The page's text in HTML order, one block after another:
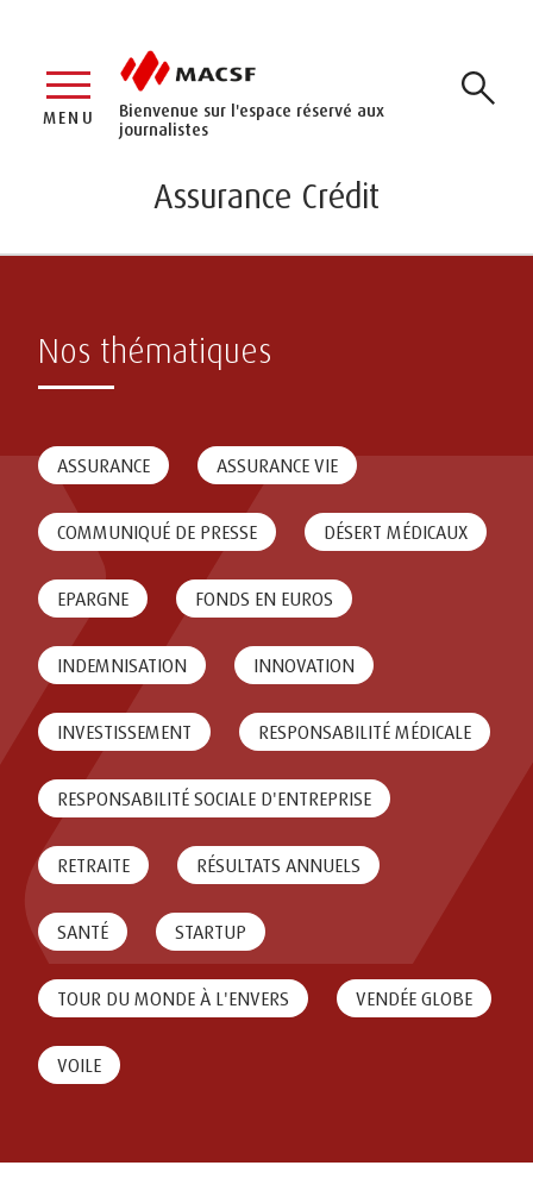
Bienvenue sur l'espace réservé aux
journalistes
MENU
Assurance Crédit
Nos thématiques
ASSURANCE ASSURANCE VIE
COMMUNIQUÉ DE PRESSE DÉSERT MÉDICAUX
EPARGNE FONDS EN EUROS
INDEMNISATION INNOVATION
INVESTISSEMENT RESPONSABILITÉ MÉDICALE
RESPONSABILITÉ SOCIALE D'ENTREPRISE
RETRAITE RÉSULTATS ANNUELS
SANTÉ STARTUP
TOUR DU MONDE À L'ENVERS VENDÉE GLOBE
VOILE